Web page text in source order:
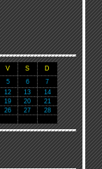
V S
D
5 6
7
12 13
14
19 20
21
26 27
28